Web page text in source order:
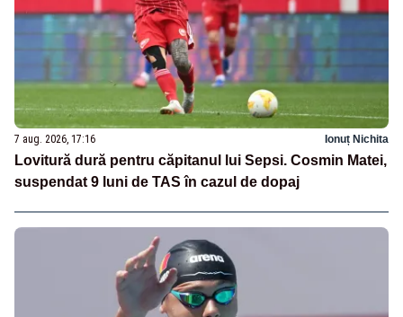
7 aug. 2026, 17:16 Ionuț Nichita
Lovitură dură pentru căpitanul lui Sepsi. Cosmin Matei,
suspendat 9 luni de TAS în cazul de dopaj